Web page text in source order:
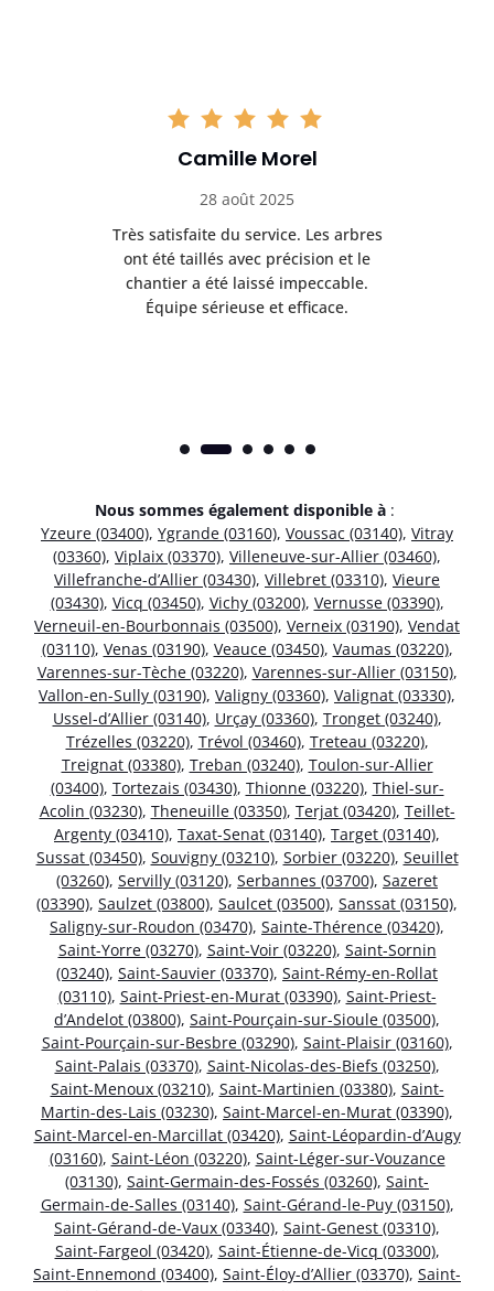
Camille Morel
28 août 2025
Très satisfaite du service. Les arbres
ont été taillés avec précision et le
chantier a été laissé impeccable.
Équipe sérieuse et efficace.
Nous sommes également disponible à :
Yzeure (03400), Ygrande (03160), Voussac (03140), Vitray
(03360), Viplaix (03370), Villeneuve-sur-Allier (03460),
Villefranche-d’Allier (03430), Villebret (03310), Vieure
(03430), Vicq (03450), Vichy (03200), Vernusse (03390),
Verneuil-en-Bourbonnais (03500), Verneix (03190), Vendat
(03110), Venas (03190), Veauce (03450), Vaumas (03220),
Varennes-sur-Tèche (03220), Varennes-sur-Allier (03150),
Vallon-en-Sully (03190), Valigny (03360), Valignat (03330),
Ussel-d’Allier (03140), Urçay (03360), Tronget (03240),
Trézelles (03220), Trévol (03460), Treteau (03220),
Treignat (03380), Treban (03240), Toulon-sur-Allier
(03400), Tortezais (03430), Thionne (03220), Thiel-sur-
Acolin (03230), Theneuille (03350), Terjat (03420), Teillet-
Argenty (03410), Taxat-Senat (03140), Target (03140),
Sussat (03450), Souvigny (03210), Sorbier (03220), Seuillet
(03260), Servilly (03120), Serbannes (03700), Sazeret
(03390), Saulzet (03800), Saulcet (03500), Sanssat (03150),
Saligny-sur-Roudon (03470), Sainte-Thérence (03420),
Saint-Yorre (03270), Saint-Voir (03220), Saint-Sornin
(03240), Saint-Sauvier (03370), Saint-Rémy-en-Rollat
(03110), Saint-Priest-en-Murat (03390), Saint-Priest-
d’Andelot (03800), Saint-Pourçain-sur-Sioule (03500),
Saint-Pourçain-sur-Besbre (03290), Saint-Plaisir (03160),
Saint-Palais (03370), Saint-Nicolas-des-Biefs (03250),
Saint-Menoux (03210), Saint-Martinien (03380), Saint-
Martin-des-Lais (03230), Saint-Marcel-en-Murat (03390),
Saint-Marcel-en-Marcillat (03420), Saint-Léopardin-d’Augy
(03160), Saint-Léon (03220), Saint-Léger-sur-Vouzance
(03130), Saint-Germain-des-Fossés (03260), Saint-
Germain-de-Salles (03140), Saint-Gérand-le-Puy (03150),
Saint-Gérand-de-Vaux (03340), Saint-Genest (03310),
Saint-Fargeol (03420), Saint-Étienne-de-Vicq (03300),
Saint-Ennemond (03400), Saint-Éloy-d’Allier (03370), Saint-